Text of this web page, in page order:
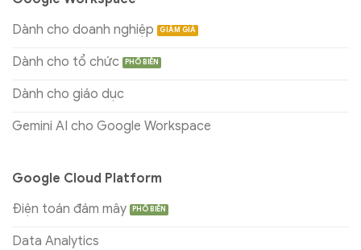
Dành cho doanh nghiệp
Dành cho tổ chức
Dành cho giáo dục
Gemini AI cho Google Workspace
Google Cloud Platform
Điện toán đám mây
Data Analytics